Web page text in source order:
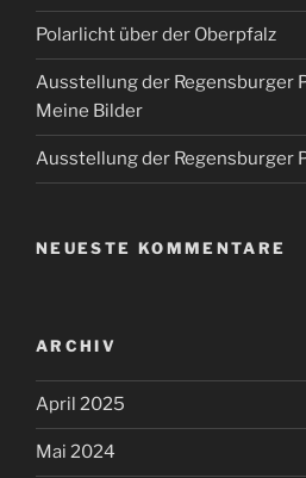
Polarlicht über der Oberpfalz
Ausstellung der Regensburger
Meine Bilder
Ausstellung der Regensburger
NEUESTE KOMMENTARE
ARCHIV
April 2025
Mai 2024